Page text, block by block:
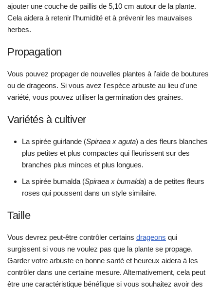
ajouter une couche de paillis de 5,10 cm autour de la plante.
Cela aidera à retenir l'humidité et à prévenir les mauvaises
herbes.
Propagation
Vous pouvez propager de nouvelles plantes à l'aide de boutures
ou de drageons. Si vous avez l'espèce arbuste au lieu d'une
variété, vous pouvez utiliser la germination des graines.
Variétés à cultiver
La spirée guirlande (Spiraea x aguta) a des fleurs blanches
plus petites et plus compactes qui fleurissent sur des
branches plus minces et plus longues.
La spirée bumalda (Spiraea x bumalda) a de petites fleurs
roses qui poussent dans un style similaire.
Taille
Vous devrez peut-être contrôler certains drageons qui
surgissent si vous ne voulez pas que la plante se propage.
Garder votre arbuste en bonne santé et heureux aidera à les
contrôler dans une certaine mesure. Alternativement, cela peut
être une caractéristique bénéfique si vous souhaitez avoir des